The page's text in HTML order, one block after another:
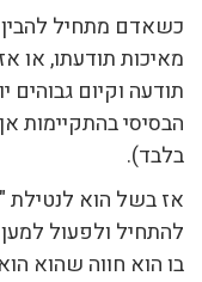
כשאדם מתחיל להבין
מאיכות תודעתו, או
תודעה וקיום
הבסיסי בהתקיימות
בלבד).
אז בשל הוא לנטילת
להתחיל ולפעול
בו הוא חווה שהוא